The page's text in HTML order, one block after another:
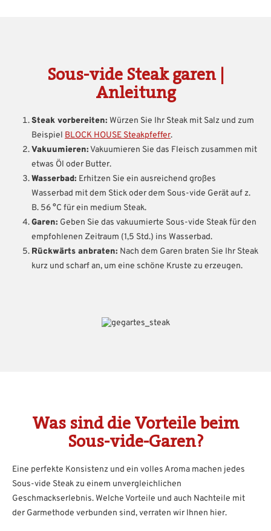
Sous-vide Steak garen |
Anleitung
Steak vorbereiten: Würzen Sie Ihr Steak mit Salz und zum
Beispiel BLOCK HOUSE Steakpfeffer.
Vakuumieren:Vakuumieren Sie das Fleisch zusammen mit
etwas Öl oder Butter.
Wasserbad: Erhitzen Sie ein ausreichend großes
Wasserbad mit dem Stick oder dem Sous-vide Gerät auf z.
B. 56 °C für ein medium Steak.
Garen: Geben Sie das vakuumierte Sous-vide Steak für den
empfohlenen Zeitraum (1,5 Std.) ins Wasserbad.
Rückwärts anbraten: Nach dem Garen braten Sie Ihr Steak
kurz und scharf an, um eine schöne Kruste zu erzeugen.
Was sind die Vorteile beim
Sous-vide-Garen?
Eine perfekte Konsistenz und ein volles Aroma machen jedes
Sous-vide Steak zu einem unvergleichlichen
Geschmackserlebnis. Welche Vorteile und auch Nachteile mit
der Garmethode verbunden sind, verraten wir Ihnen hier.